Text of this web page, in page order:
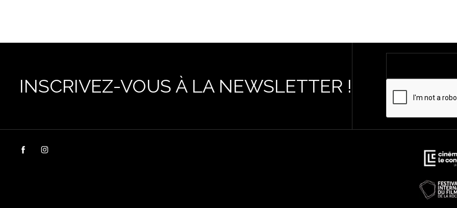
INSCRIVEZ-VOUS À LA NEWSLETTER !